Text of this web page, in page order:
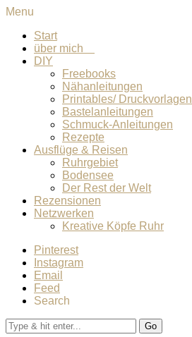
Menu
Start
über mich
DIY
Freebooks
Nähanleitungen
Printables/ Druckvorlagen
Bastelanleitungen
Schmuck-Anleitungen
Rezepte
Ausflüge & Reisen
Ruhrgebiet
Bodensee
Der Rest der Welt
Rezensionen
Netzwerken
Kreative Köpfe Ruhr
Pinterest
Instagram
Email
Feed
Search
Go